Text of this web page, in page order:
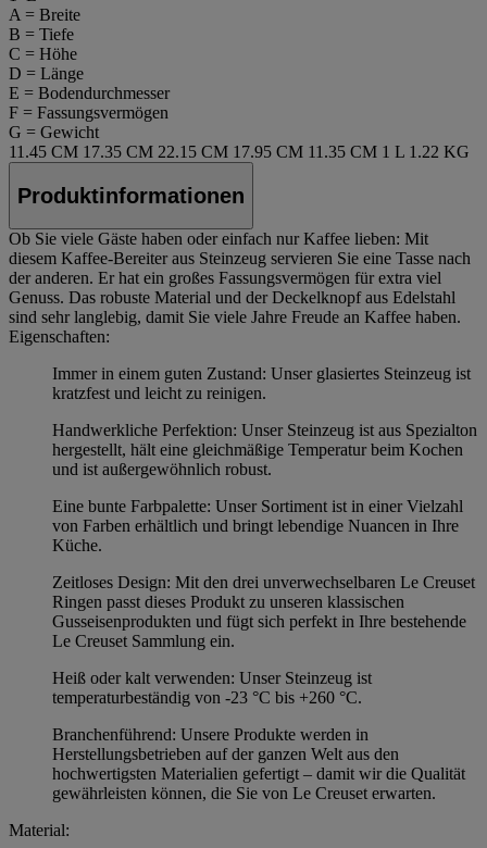
A = Breite
B = Tiefe
C = Höhe
D = Länge
E = Bodendurchmesser
F = Fassungsvermögen
G = Gewicht
11.45 CM 17.35 CM 22.15 CM 17.95 CM 11.35 CM 1 L 1.22 KG
Produktinformationen
Ob Sie viele Gäste haben oder einfach nur Kaffee lieben: Mit
diesem Kaffee-Bereiter aus Steinzeug servieren Sie eine Tasse nach
der anderen. Er hat ein großes Fassungsvermögen für extra viel
Genuss. Das robuste Material und der Deckelknopf aus Edelstahl
sind sehr langlebig, damit Sie viele Jahre Freude an Kaffee haben.
Eigenschaften:
Immer in einem guten Zustand: Unser glasiertes Steinzeug ist
kratzfest und leicht zu reinigen.
Handwerkliche Perfektion: Unser Steinzeug ist aus Spezialton
hergestellt, hält eine gleichmäßige Temperatur beim Kochen
und ist außergewöhnlich robust.
Eine bunte Farbpalette: Unser Sortiment ist in einer Vielzahl
von Farben erhältlich und bringt lebendige Nuancen in Ihre
Küche.
Zeitloses Design: Mit den drei unverwechselbaren Le Creuset
Ringen passt dieses Produkt zu unseren klassischen
Gusseisenprodukten und fügt sich perfekt in Ihre bestehende
Le Creuset Sammlung ein.
Heiß oder kalt verwenden: Unser Steinzeug ist
temperaturbeständig von -23 °C bis +260 °C.
Branchenführend: Unsere Produkte werden in
Herstellungsbetrieben auf der ganzen Welt aus den
hochwertigsten Materialien gefertigt – damit wir die Qualität
gewährleisten können, die Sie von Le Creuset erwarten.
Material: